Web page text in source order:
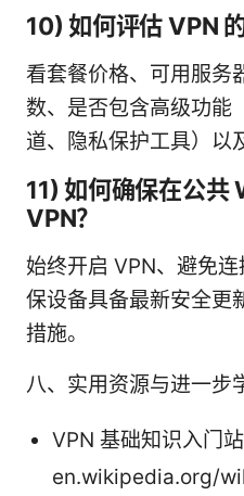
10) 如何评估 VPN
看套餐价格、可用服务
数、是否包含高级功
道、隐私保护工具）以
11) 如何确保在公共
VPN？
始终开启 VPN、避免
保设备具备最新安全更
措施。
八、实用资源与进一步
VPN 基础知识入门站
en.wikipedia.org/